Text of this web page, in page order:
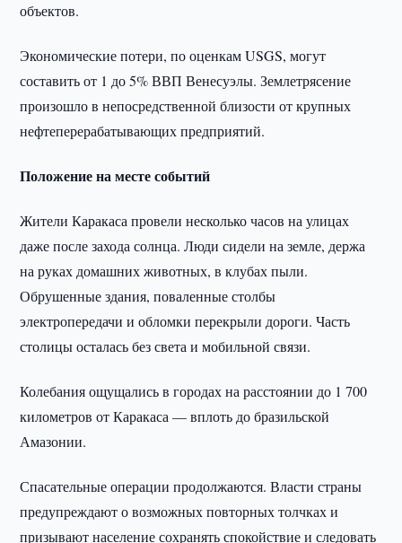
объектов.
Экономические потери, по оценкам USGS, могут
составить от 1 до 5% ВВП Венесуэлы. Землетрясение
произошло в непосредственной близости от крупных
нефтеперерабатывающих предприятий.
Положение на месте событий
Жители Каракаса провели несколько часов на улицах
даже после захода солнца. Люди сидели на земле, держа
на руках домашних животных, в клубах пыли.
Обрушенные здания, поваленные столбы
электропередачи и обломки перекрыли дороги. Часть
столицы осталась без света и мобильной связи.
Колебания ощущались в городах на расстоянии до 1 700
километров от Каракаса — вплоть до бразильской
Амазонии.
Спасательные операции продолжаются. Власти страны
предупреждают о возможных повторных толчках и
призывают население сохранять спокойствие и следовать